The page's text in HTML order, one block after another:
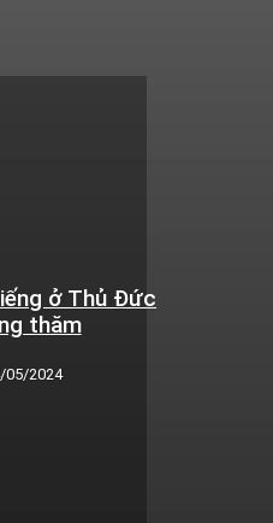
ở Thủ Đức
thăm
05/2024